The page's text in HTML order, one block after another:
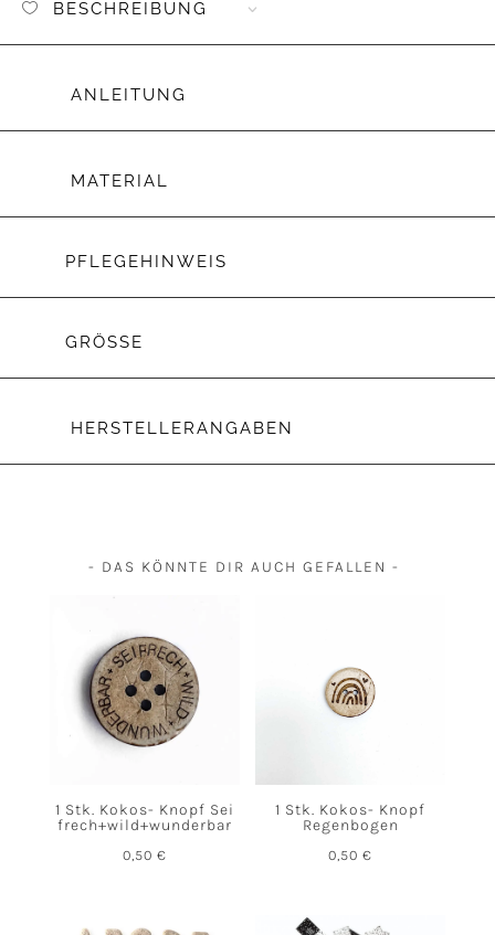
BESCHREIBUNG
ANLEITUNG
MATERIAL
PFLEGEHINWEIS
GRÖSSE
HERSTELLERANGABEN
- DAS KÖNNTE DIR AUCH GEFALLEN -
1 Stk. Kokos- Knopf Sei
frech+wild+wunderbar
0,50 €
1 Stk. Kokos- Knopf
Regenbogen
0,50€